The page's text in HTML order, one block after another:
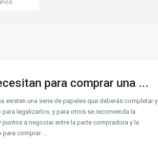
para comprar una ...
existen una serie de papeles que deberás completar y
legalizarlos, y para otros se recomienda la
a negociar entre la parte compradora y la
para comprar …